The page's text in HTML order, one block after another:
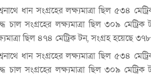
ধান সংগ্রহের লক্ষ্যমাত্রা ছিল ৫৩৪
চাল সংগ্রহের লক্ষ্যমাত্রা ছিল ৩০৯
ছিল ৪৭৪ মেট্রিক টন, সংগ্রহ হয়েছে
ধান সংগ্রহের লক্ষ্যমাত্রা ছিল ৫৩৪
চাল সংগ্রহের লক্ষ্যমাত্রা ছিল ৩০৯